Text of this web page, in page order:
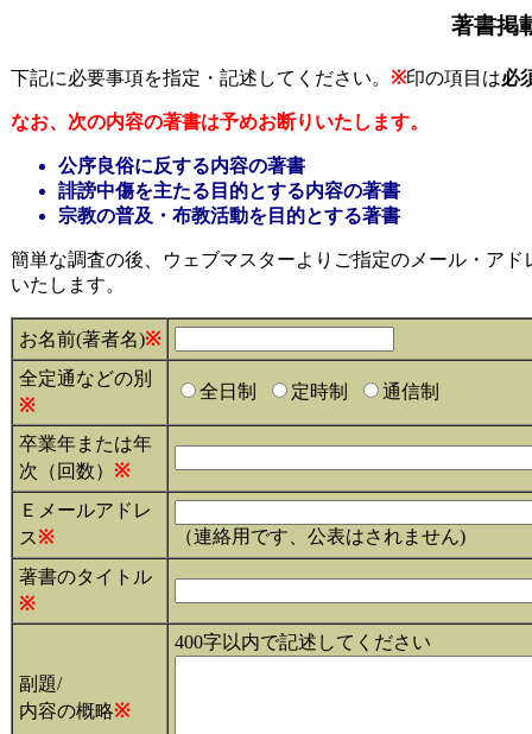
著書掲
下記に必要事項を指定・記述してください。 ※印の項目は必
なお、次の内容の著書は予めお断りいたします。
公序良俗に反する内容の著書
誹謗中傷を主たる目的とする内容の著書
宗教の普及・布教活動を目的とする著書
簡単な調査の後、ウェブマスターよりご指定のメール・ア
いたします。
お名前(著者名)※
全定通などの別
※
全日制 定時制 通信制
卒業年または年
次（回数） ※
Ｅメールアドレ
ス※
（連絡用です、公表はされません)
著書のタイトル
※
副題/
内容の概略※
400字以内で記述してください